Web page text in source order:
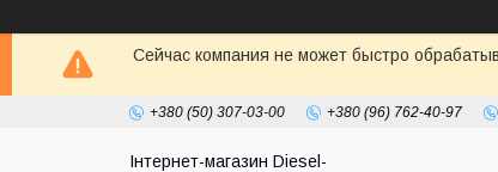
Сейчас компания не может быстро
+380 (50) 307-03-00 +380 (96) 762-40-97
Інтернет-магазин Diesel-